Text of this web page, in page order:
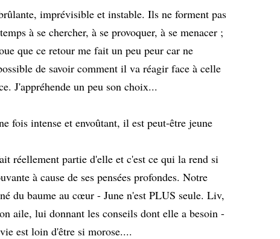
imprévisible et instable. Ils ne forment pas
à se chercher, à se provoquer, à se menacer ;
que ce retour me fait un peu peur car ne
de savoir comment il va réagir face à celle
J'appréhende un peu son choix...
fois intense et envoûtant, il est peut-être jeune
réellement partie d'elle et c'est ce qui la rend si
à cause de ses pensées profondes. Notre
du baume au cœur - June n'est PLUS seule. Liv,
aile, lui donnant les conseils dont elle a besoin -
est loin d'être si morose....